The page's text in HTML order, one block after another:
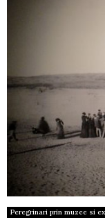
Peregrinari prin muzee si